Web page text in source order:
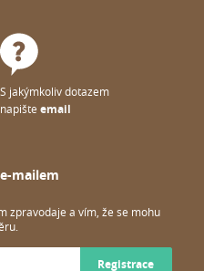
S jakýmkoliv dotazem
napište email
mailem
zpravodaje a vím, že se mohu
Registrace